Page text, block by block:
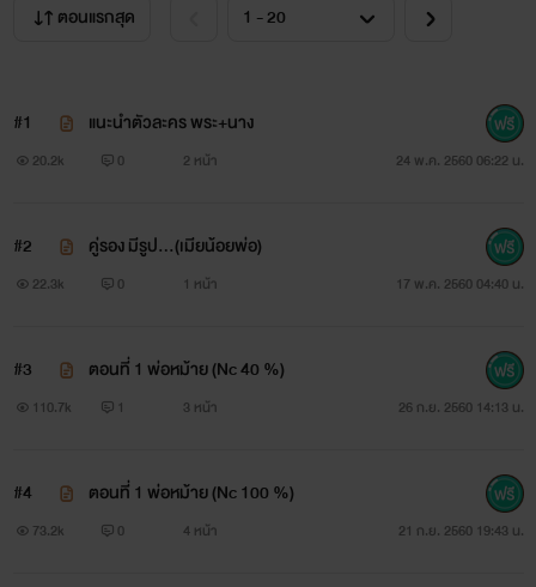
น้ำหวาน เด็กสาว วัย 19 ปี
ตอนแรกสุด
#1 แนะนำตัวละคร พระ+นาง
20.2k 0 2 หน้า 24 พ.ค. 2560 06:22 น.
#2 คู่รอง มีรูป...(เมียน้อยพ่อ)
22.3k 0 1 หน้า 17 พ.ค. 2560 04:40 น.
#3 ตอนที่ 1 พ่อหม้าย (Nc 40 %)
110.7k 1 3 หน้า 26 ก.ย. 2560 14:13 น.
#4 ตอนที่ 1 พ่อหม้าย (Nc 100 %)
73.2k 0 4 หน้า 21 ก.ย. 2560 19:43 น.